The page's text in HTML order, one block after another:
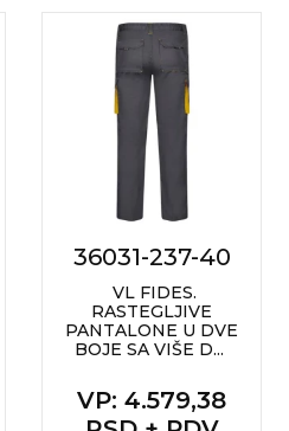
36031-237-40
VL FIDES.
RASTEGLJIVE
PANTALONE U DVE
BOJE SA VIŠE D...
VP: 4.579,38